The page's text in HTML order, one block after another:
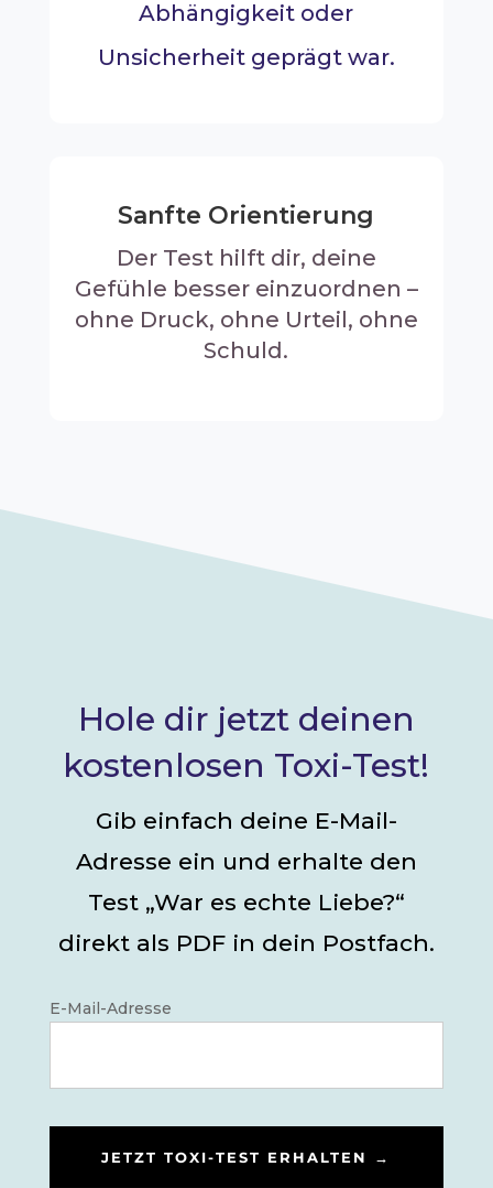
Abhängigkeit oder
Unsicherheit geprägt war.
Sanfte Orientierung
Der Test hilft dir, deine
Gefühle besser einzuordnen –
ohne Druck, ohne Urteil, ohne
Schuld.
Hole dir jetzt deinen
kostenlosen Toxi-Test!
Gib einfach deine E-Mail-
Adresse ein und erhalte den
Test „War es echte Liebe?“
direkt als PDF in dein Postfach.
E-Mail-Adresse